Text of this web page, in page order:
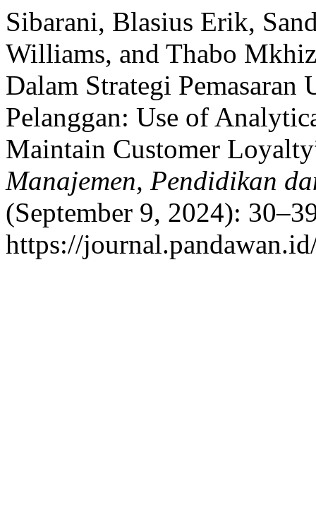
Sibarani, Blasius Erik,
Williams, and Thabo
Dalam Strategi
Pelanggan: Use of
Maintain Customer
Manajemen, Pendidikan
(September 9, 2024):
https://